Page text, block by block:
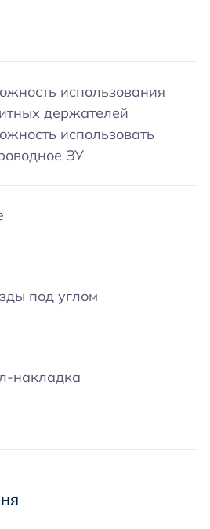
использования
держателей
использовать
ЗУ
под углом
накладка